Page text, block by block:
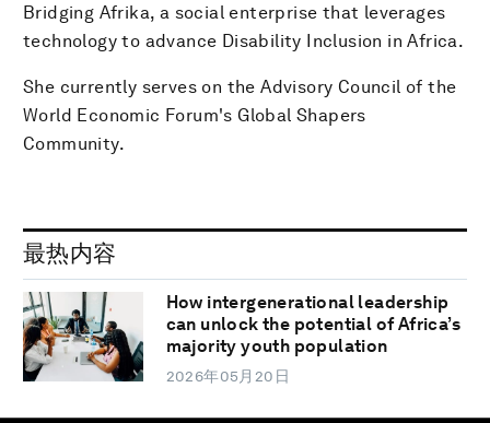
Bridging Afrika, a social enterprise that leverages
technology to advance Disability Inclusion in Africa.
She currently serves on the Advisory Council of the
World Economic Forum's Global Shapers
Community.
最热内容
How intergenerational leadership
can unlock the potential of Africa’s
majority youth population
2026年05月20日